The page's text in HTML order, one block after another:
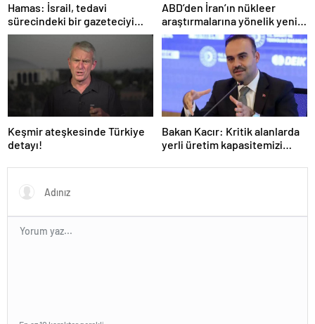
Hamas: İsrail, tedavi
sürecindeki bir gazeteciyi
öldürerek savaş suçu
ABD’den İran’ın nükleer
araştırmalarına yönelik yeni
yaptırımlar
Keşmir ateşkesinde Türkiye
detayı!
Bakan Kacır: Kritik alanlarda
yerli üretim kapasitemizi